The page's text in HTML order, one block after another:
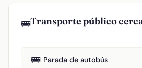
🚌Transporte público
🚌 Parada de autobús